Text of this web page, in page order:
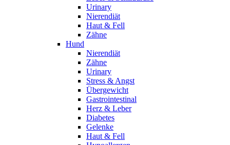
Urinary
Nierendiät
Haut & Fell
Zähne
Hund
Nierendiät
Zähne
Urinary
Stress & Angst
Übergewicht
Gastrointestinal
Herz & Leber
Diabetes
Gelenke
Haut & Fell